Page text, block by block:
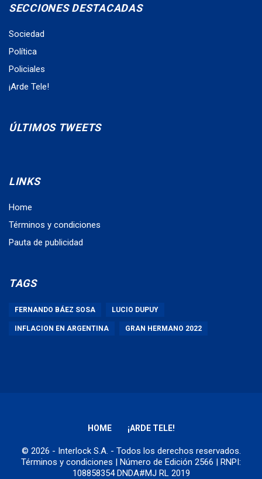
SECCIONES DESTACADAS
Sociedad
Política
Policiales
¡Arde Tele!
ÚLTIMOS TWEETS
LINKS
Home
Términos y condiciones
Pauta de publicidad
TAGS
FERNANDO BÁEZ SOSA LUCIO DUPUY
INFLACION EN ARGENTINA GRAN HERMANO 2022
HOME ¡ARDE TELE!
© 2026 - Interlock S.A. - Todos los derechos reservados.
Términos y condiciones | Número de Edición 2566 | RNPI:
108858354 DNDA#MJ RL 2019